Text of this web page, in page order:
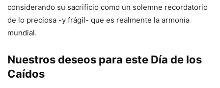
considerando su sacrificio como un solemne recordatorio
de lo preciosa -y frágil- que es realmente la armonía
mundial.
Nuestros deseos para este Día de los
Caídos